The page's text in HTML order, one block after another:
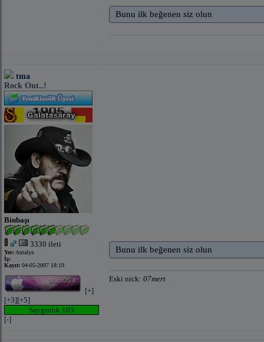
Bunu ilk beğenen siz olun
tma
Rock Out..!
Binbaşı
3330 ileti
Yer: Antalya
İş:
Kayıt: 04-05-2007 18:19
[+]
[+3][+5]
Saygınlık 103
[-]
Bunu ilk beğenen siz olun
Eski nick: 07mert